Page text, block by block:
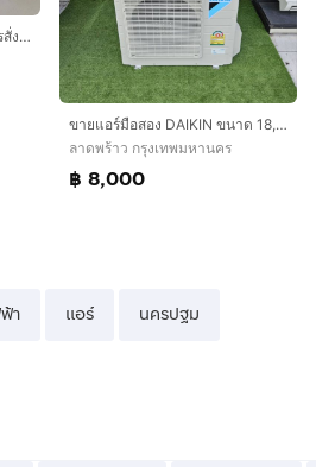
ขายแอร์ใหม่ ราคาถูก สนใจโทรสั่งเลยครับ
ขายแอร์มือสอง DAIKIN ขนาด 18,000BTU สภาพสวย ราคาถูก ใช้งานปกติ ประหยัดไฟครับ
ลาดพร้าว กรุงเทพมหานคร
฿ 8,000
า แอร์ นครปฐม